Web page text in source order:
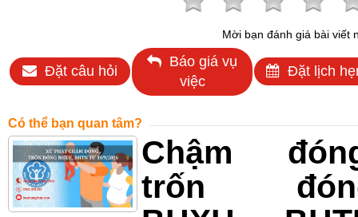
Mời bạn đánh giá bài viết
Đặt câu hỏi
Báo giá vụ
việc
Đặt lịch
Có thể bạn quan tâm?
Chậm
trốn